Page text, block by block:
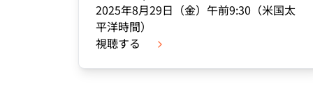
2025年8月29日（金）午前9:30（米国太
平洋時間）
視聴する